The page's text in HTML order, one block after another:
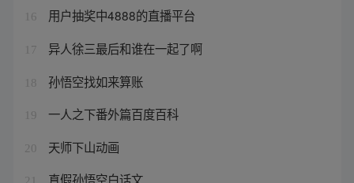
16 用户抽奖中4888的直播平台
17 异人徐三最后和谁在一起了啊
18 孙悟空找如来算账
19 一人之下番外篇百度百科
20 天师下山动画
真假孙悟空白话文